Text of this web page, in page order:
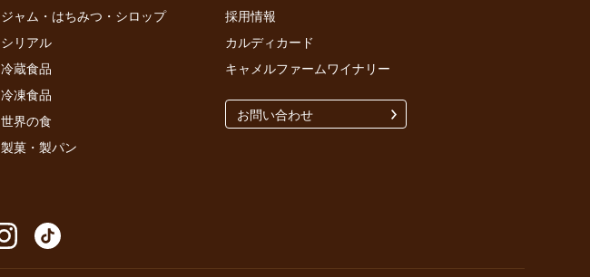
ジャム・はちみつ・シロップ
シリアル
冷蔵食品
冷凍食品
世界の食
製菓・製パン
採用情報
カルディカード
キャメルファームワイナリー
お問い合わせ